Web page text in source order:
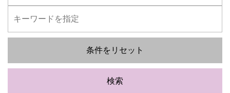
条件をリセット
検索